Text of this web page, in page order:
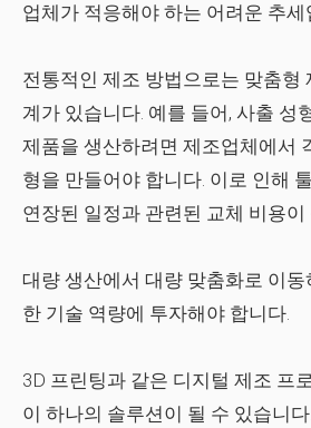
업체가 적응해야 하는 어려운 추세
전통적인 제조 방법으로는 맞춤형
계가 있습니다. 예를 들어, 사출 성
제품을 생산하려면 제조업체에서
형을 만들어야 합니다. 이로 인해
연장된 일정과 관련된 교체 비용이
대량 생산에서 대량 맞춤화로 이
한 기술 역량에 투자해야 합니다.
3D 프린팅과 같은 디지털 제조 프
이 하나의 솔루션이 될 수 있습니